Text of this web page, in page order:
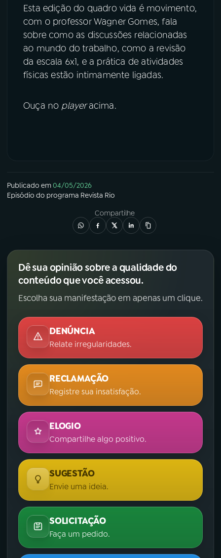
Esta edição do quadro vida é movimento,
com o professor Wagner Gomes, fala
sobre como as discussões relacionadas
ao mundo do trabalho, como a revisão
da escala 6x1, e a prática de atividades
físicas estão intimamente ligadas.
Ouça no playeracima.
Publicado em04/05/2026
Episódio do programa Revista Rio
Compartilhe
Dê sua opinião sobre a qualidade do
conteúdo que você acessou.
Escolha sua manifestação em apenas um clique.
DENÚNCIA
Relate irregularidades.
RECLAMAÇÃO
Registre sua insatisfação.
ELOGIO
Compartilhe algo positivo.
SUGESTÃO
Envie uma ideia.
SOLICITAÇÃO
Faça um pedido.